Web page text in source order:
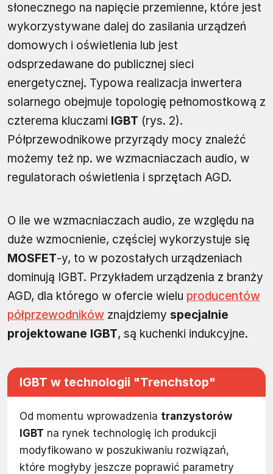
słonecznego na napięcie przemienne, które jest
wykorzystywane dalej do zasilania urządzeń
domowych i oświetlenia lub jest
odsprzedawane do publicznej sieci
energetycznej. Typowa realizacja inwertera
solarnego obejmuje topologię pełnomostkową z
czterema kluczami IGBT (rys. 2).
Półprzewodnikowe przyrządy mocy znaleźć
możemy też np. we wzmacniaczach audio, w
regulatorach oświetlenia i sprzętach AGD.
O ile we wzmacniaczach audio, ze względu na
duże wzmocnienie, częściej wykorzystuje się
MOSFET-y, to w pozostałych urządzeniach
dominują IGBT. Przykładem urządzenia z branży
AGD, dla którego w ofercie wielu producentów
półprzewodników znajdziemy specjalnie
projektowane IGBT, są kuchenki indukcyjne.
IGBT w technologii "Trenchstop"
Od momentu wprowadzenia tranzystorów
IGBT na rynek technologię ich produkcji
modyfikowano w poszukiwaniu rozwiązań,
które mogłyby jeszcze poprawić parametry